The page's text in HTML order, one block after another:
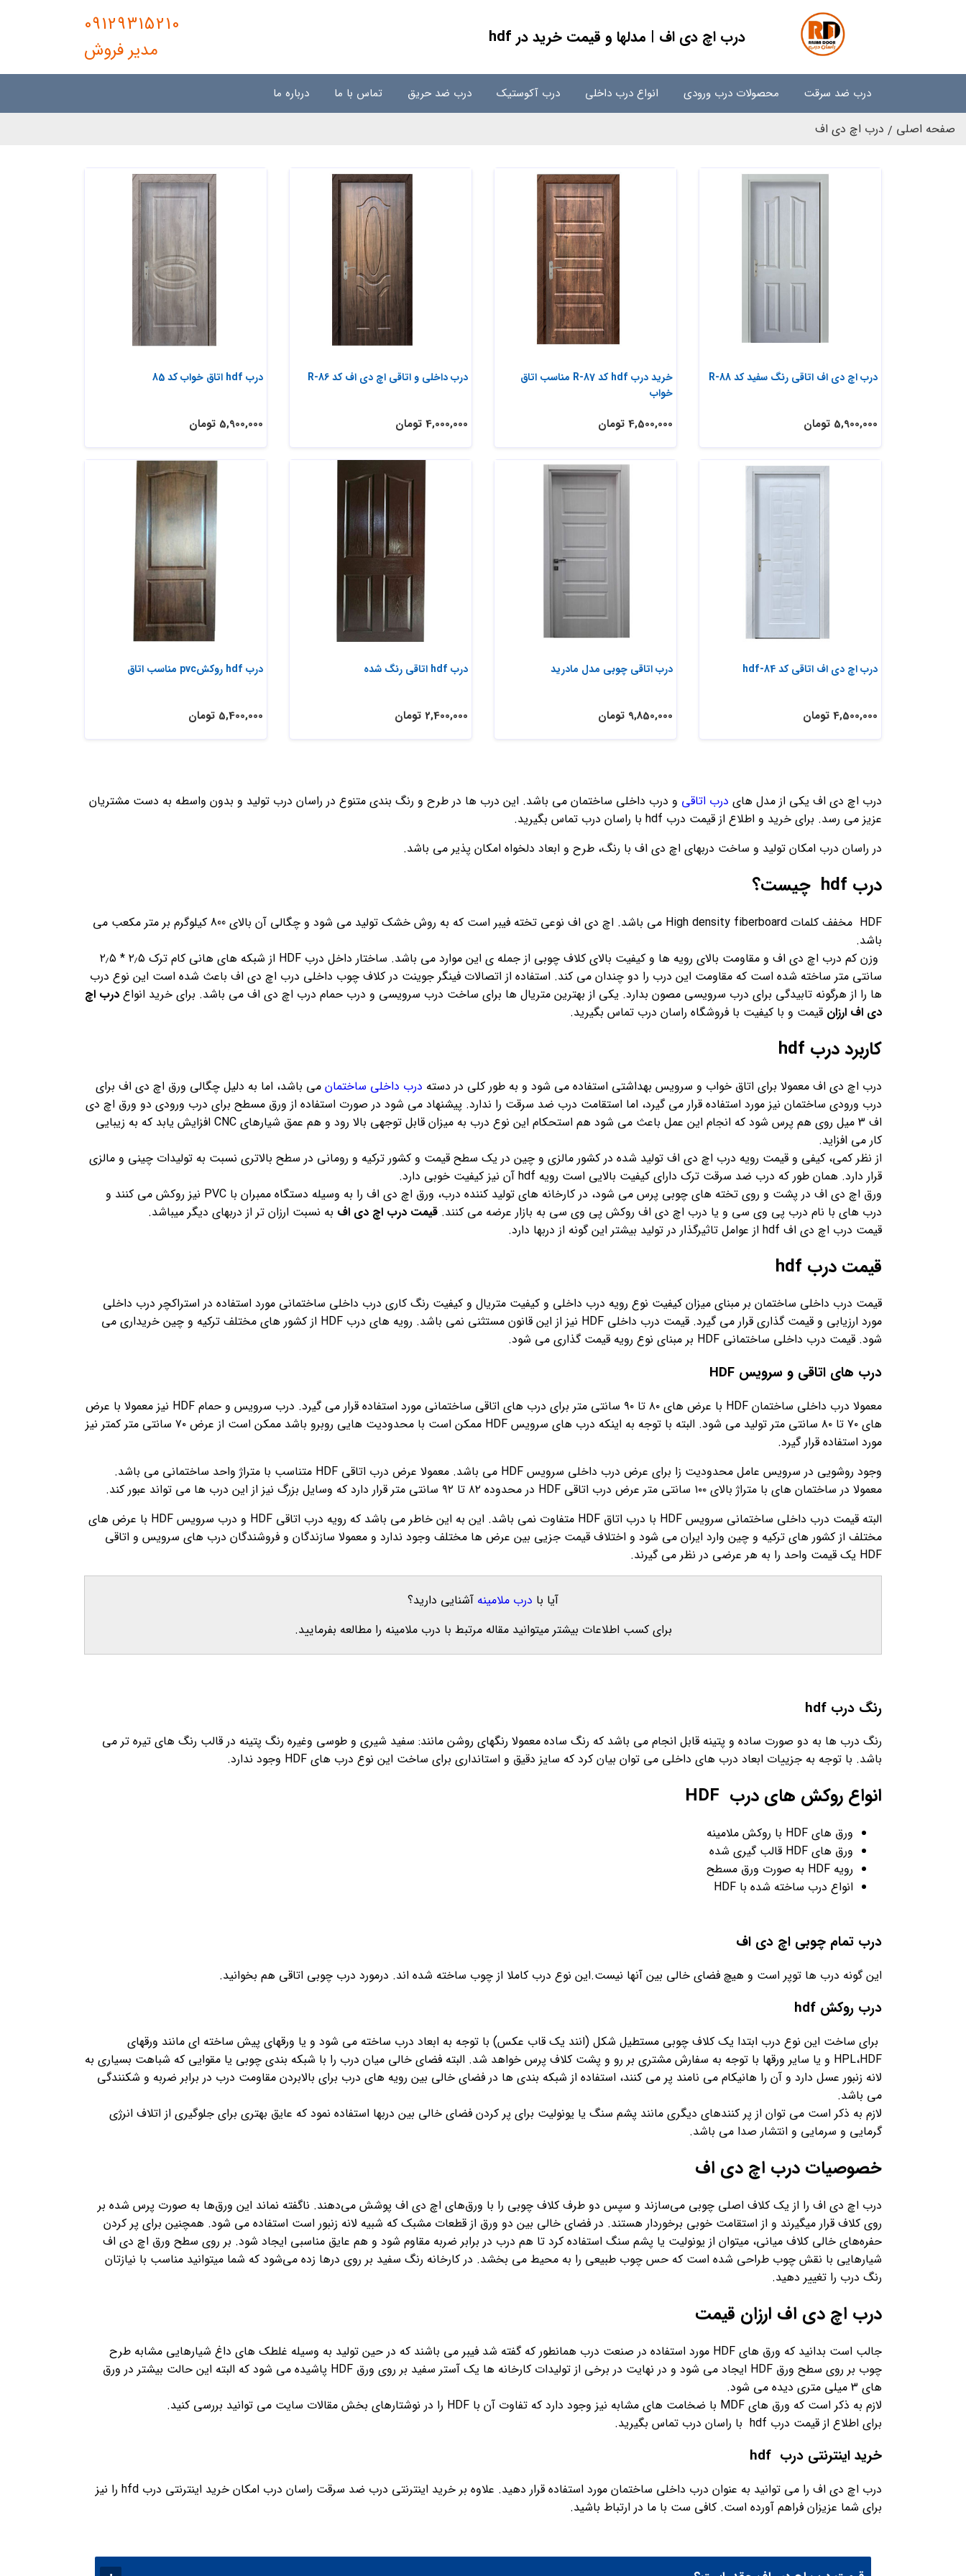
درب اچ دی اف | مدلها و قیمت خرید در hdf
09129315210
مدیر فروش
درب ضد سرقت محصولات درب ورودی انواع درب داخلی درب آکوستیک درب ضد حریق تماس با ما درباره ما
صفحه اصلی درب اچ دی اف
درب اچ دی اف اتاقی رنگ سفید کد R-88
5,900,000 تومان
خرید درب hdf کد R-87 مناسب اتاق
خواب
4,500,000 تومان
درب داخلی و اتاقی اچ دی اف کد R-86
4,000,000 تومان
درب hdf اتاق خواب کد 85
5,900,000 تومان
درب اچ دی اف اتاقی کد hdf-84
4,500,000 تومان
درب اتاقی چوبی مدل مادرید
9,850,000 تومان
درب hdf اتاقی رنگ شده
2,400,000 تومان
درب hdf روکشpvc مناسب اتاق
5,400,000 تومان
درب اچ دی اف یکی از مدل های درب اتاقی و درب داخلی ساختمان می باشد. این درب ها در طرح و رنگ بندی متنوع در راسان درب تولید و بدون واسطه به دست مشتریان
عزیز می رسد. برای خرید و اطلاع از قیمت درب hdf با راسان درب تماس بگیرید.
در راسان درب امکان تولید و ساخت دربهای اچ دی اف با رنگ، طرح و ابعاد دلخواه امکان پذیر می باشد.
درب hdf چیست؟
HDF مخفف کلمات High density fiberboard می باشد. اچ دی اف نوعی تخته فیبر است که به روش خشک تولید می شود و چگالی آن بالای 800 کیلوگرم بر متر مکعب می
باشد.
وزن کم درب اچ دی اف و مقاومت بالای رویه ها و کیفیت بالای کلاف چوبی از جمله ی این موارد می باشد. ساختار داخل درب HDF از شبکه های هانی کام ترک ۲٫۵ * ۲٫۵
سانتی متر ساخته شده است که مقاومت این درب را دو چندان می کند. استفاده از اتصالات فینگر جوینت در کلاف چوب داخلی درب اچ دی اف باعث شده است این نوع درب
ها را از هرگونه تابیدگی برای درب سرویسی مصون بدارد. یکی از بهترین متریال ها برای ساخت درب سرویسی و درب حمام درب اچ دی اف می باشد. برای خرید انواع درب اچ
دی اف ارزان قیمت و با کیفیت با فروشگاه راسان درب تماس بگیرید.
کاربرد درب hdf
درب اچ دی اف معمولا برای اتاق خواب و سرویس بهداشتی استفاده می شود و به طور کلی در دسته درب داخلی ساختمان می باشد، اما به دلیل چگالی ورق اچ دی اف برای
درب ورودی ساختمان نیز مورد استفاده قرار می گیرد، اما استقامت درب ضد سرقت را ندارد. پیشنهاد می شود در صورت استفاده از ورق مسطح برای درب ورودی دو ورق اچ دی
اف 3 میل روی هم پرس شود که انجام این عمل باعث می شود هم استحکام این نوع درب به میزان قابل توجهی بالا رود و هم عمق شیارهای CNC افزایش یابد که به زیبایی
کار می افزاید.
از نظر کمی، کیفی و قیمت رویه درب اچ دی اف تولید شده در کشور مالزی و چین در یک سطح قیمت و کشور ترکیه و رومانی در سطح بالاتری نسبت به تولیدات چینی و مالزی
قرار دارد. همان طور که درب ضد سرقت ترک دارای کیفیت بالایی است رویه hdf آن نیز کیفیت خوبی دارد.
ورق اچ دی اف در پشت و روی تخته های چوبی پرس می شود، در کارخانه های تولید کننده درب، ورق اچ دی اف را به وسیله دستگاه ممبران با PVC نیز روکش می کنند و
درب های با نام درب پی وی سی و یا درب اچ دی اف روکش پی وی سی به بازار عرضه می کنند. قیمت درب اچ دی اف به نسبت ارزان تر از دربهای دیگر میباشد.
قیمت درب اچ دی اف hdf از عوامل تاثیرگذار در تولید بیشتر این گونه از دربها دارد.
قیمت درب hdf
قیمت درب داخلی ساختمان بر مبنای میزان کیفیت نوع رویه درب داخلی و کیفیت متریال و کیفیت رنگ کاری درب داخلی ساختمانی مورد استفاده در استراکچر درب داخلی
مورد ارزیابی و قیمت گذاری قرار می گیرد. قیمت درب داخلی HDF نیز از این قانون مستثنی نمی باشد. رویه های درب HDF از کشور های مختلف ترکیه و چین خریداری می
شود. قیمت درب داخلی ساختمانی HDF بر مبنای نوع رویه قیمت گذاری می شود.
درب های اتاقی و سرویس HDF
معمولا درب داخلی ساختمان HDF با عرض های ۸۰ تا ۹۰ سانتی متر برای درب های اتاقی ساختمانی مورد استفاده قرار می گیرد. درب سرویس و حمام HDF نیز معمولا با عرض
های ۷۰ تا ۸۰ سانتی متر تولید می شود. البته با توجه به اینکه درب های سرویس HDF ممکن است با محدودیت هایی روبرو باشد ممکن است از عرض ۷۰ سانتی متر کمتر نیز
مورد استفاده قرار گیرد.
وجود روشویی در سرویس عامل محدودیت زا برای عرض درب داخلی سرویس HDF می باشد. معمولا عرض درب اتاقی HDF متناسب با متراژ واحد ساختمانی می باشد.
معمولا در ساختمان های با متراژ بالای ۱۰۰ سانتی متر عرض درب اتاقی HDF در محدوده ۸۲ تا ۹۲ سانتی متر قرار دارد که وسایل بزرگ نیز از این درب ها می تواند عبور کند.
البته قیمت درب داخلی ساختمانی سرویس HDF با درب اتاق HDF متفاوت نمی باشد. این به این خاطر می باشد که رویه درب اتاقی HDF و درب سرویس HDF با عرض های
مختلف از کشور های ترکیه و چین وارد ایران می شود و اختلاف قیمت جزیی بین عرض ها مختلف وجود ندارد و معمولا سازندگان و فروشندگان درب های سرویس و اتاقی
HDF یک قیمت واحد را به هر عرضی در نظر می گیرند.
آیا با درب ملامینه آشنایی دارید؟
برای کسب اطلاعات بیشتر میتوانید مقاله مرتبط با درب ملامینه را مطالعه بفرمایید.
رنگ درب hdf
رنگ درب ها به دو صورت ساده و پتينه قابل انجام می باشد که رنگ ساده معمولا رنگهای روشن مانند: سفيد شيری و طوسی وغيره رنگ پتينه در قالب رنگ های تيره تر می
باشد. با توجه به جزییات ابعاد درب های داخلی می توان بیان کرد که سایز دقیق و استانداری برای ساخت این نوع درب های HDF وجود ندارد.
انواع روکش های درب HDF
ورق های HDF با روکش ملامینه
ورق های HDF قالب گیری شده
رویه HDF به صورت ورق مسطح
انواع درب ساخته شده با HDF
درب تمام چوبی اچ دی اف
این گونه درب ها توپر است و هیچ فضای خالی بین آنها نیست.این نوع درب کاملا از چوب ساخته شده اند. درمورد درب چوبی اتاقی هم بخوانید.
درب روکش hdf
برای ساخت این نوع درب ابتدا یک کلاف چوبی مستطیل شکل (انند یک قاب عکس) با توجه به ابعاد درب ساخته می شود و یا ورقهای پیش ساخته ای مانند ورقهای
HPL،HDF و یا سایر ورقها با توجه به سفارش مشتری بر رو و پشت کلاف پرس خواهد شد. البته فضای خالی میان درب را با شبکه بندی چوبی یا مقوایی که شباهت بسیاری به
لانه زنبور عسل دارد و آن را هانیکام می نامند پر می کنند، استفاده از شبکه بندی ها در فضای خالی بین رویه های درب برای بالابردن مقاومت درب در برابر ضربه و شکنندگی
می باشد.
لازم به ذکر است می توان از پر کنندهای دیگری مانند پشم سنگ یا یونولیت برای پر کردن فضای خالی بین دربها استفاده نمود که عایق بهتری برای جلوگیری از اتلاف انرژی
گرمایی و سرمایی و انتشار صدا می باشد.
خصوصیات درب اچ دی اف
درب اچ دی اف را از یک کلاف اصلی چوبی می‌سازند و سپس دو طرف کلاف چوبی را با ورق‌های اچ دی اف پوشش می‌دهند. ناگفته نماند این ورق‌ها به صورت پرس شده بر
روی کلاف قرار میگیرند و از استقامت خوبی برخوردار هستند. در فضای خالی بین دو ورق از قطعات مشبک که شبیه لانه زنبور است استفاده می‌ شود. همچنین برای پر کردن
حفره‌های خالی کلاف میانی، میتوان از یونولیت یا پشم سنگ استفاده کرد تا هم درب در برابر ضربه مقاوم شود و هم عایق مناسبی ایجاد شود. بر روی سطح ورق اچ دی اف
شیارهایی با نقش چوب طراحی شده است که حس چوب طبیعی را به محیط می بخشد. در کارخانه رنگ سفید بر روی درها زده می‌شود که شما میتوانید مناسب با نیازتان
رنگ درب را تغییر دهید.
درب اچ دی اف ارزان قیمت
جالب است بدانید که ورق های HDF مورد استفاده در صنعت درب همانطور که گفته شد فیبر می باشند که در حین تولید به وسیله غلطک های داغ شیارهایی مشابه طرح
چوب بر روی سطح ورق HDF ایجاد می شود و در نهایت در برخی از تولیدات کارخانه ها یک آستر سفید بر روی ورق HDF پاشیده می شود که البته این حالت بیشتر در ورق
های 3 میلی متری دیده می شود.
لازم به ذکر است که ورق های MDF با ضخامت های مشابه نیز وجود دارد که تفاوت آن با HDF را در نوشتارهای بخش مقالات سایت می توانید بررسی کنید.
برای اطلاع از قیمت درب hdf با راسان درب تماس بگیرید.
خرید اینترنتی درب hdf
درب اچ دی اف را می توانید به عنوان درب داخلی ساختمان مورد استفاده قرار دهید. علاوه بر خرید اینترنتی درب ضد سرقت راسان درب امکان خرید اینترنتی درب hfd را نیز
برای شما عزیزان فراهم آورده است. کافی ست با ما در ارتباط باشید.